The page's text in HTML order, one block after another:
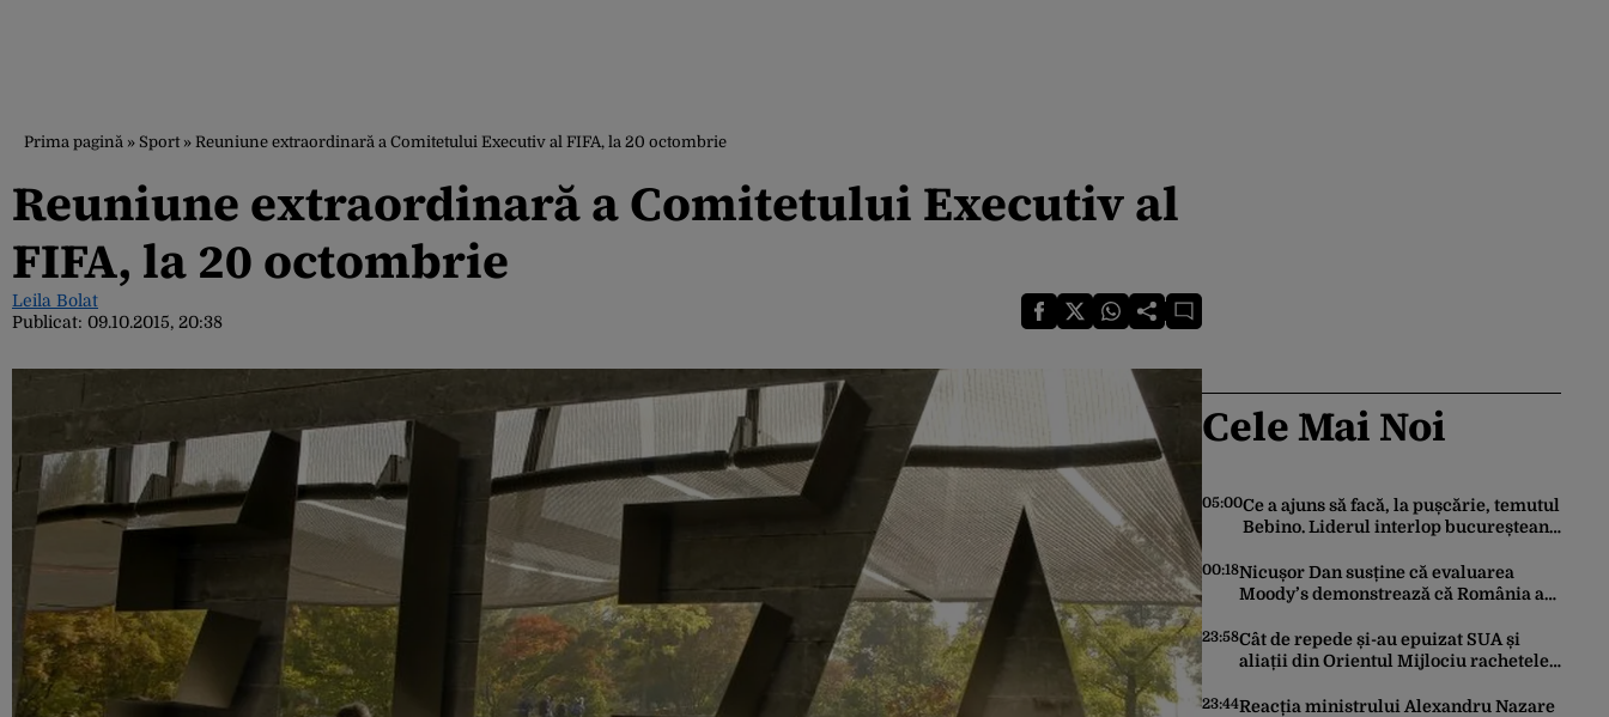
Prima pagină » Sport» Reuniune extraordinară a Comitetului Executiv al FIFA, la 20 octombrie
Reuniune extraordinară a Comitetului Executiv al
FIFA, la 20 octombrie
Leila Bolat
Publicat: 09.10.2015, 20:38
Cele Mai Noi
05:00Ce a ajuns să facă, la pușcărie, temutul
Bebino. Liderul interlop bucureștean,
00:18Nicușor Dan susține că evaluarea
Moody’s demonstrează că România a
încrederea investitorilor: „Totuși,
perspectiva rămâne rezervată”
23:58Cât de repede și-au epuizat SUA și
aliații din Orientul Mijlociu rachetele
23:44Reacția ministrului Alexandru Nazare